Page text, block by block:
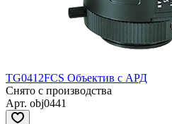
TG0412FCS Объектив с АРД
Снято с производства
Арт. obj0441